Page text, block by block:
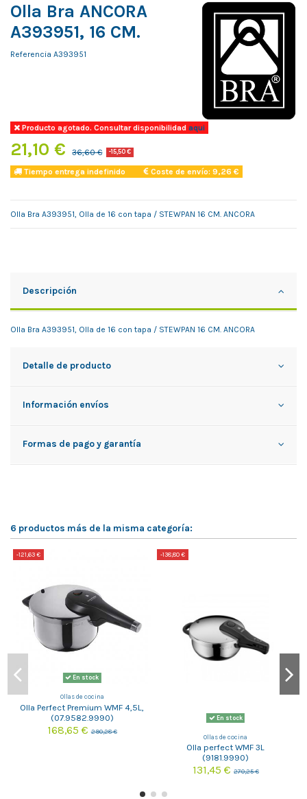
Olla Bra ANCORA
A393951, 16 CM.
Referencia A393951
Producto agotado. Consultar disponibilidadaqui
21,10 € 36,60 € -15,50 €
Tiempo entrega indefinido Coste de envío: 9,26 €
Olla Bra A393951, Olla de 16 con tapa / STEWPAN 16 CM. ANCORA
Descripción
Olla Bra A393951, Olla de 16 con tapa / STEWPAN 16 CM. ANCORA
Detalle de producto
Información envíos
Formas de pago y garantía
6 productos más de la misma categoría:
-121,63 €
En stock
Ollas de cocina
Olla Perfect Premium WMF 4,5L,
(07.9582.9990)
168,65 €290,28 €
-138,80 €
En stock
Ollas de cocina
Olla perfect WMF 3L
(9181.9990)
131,45 € 270,25 €